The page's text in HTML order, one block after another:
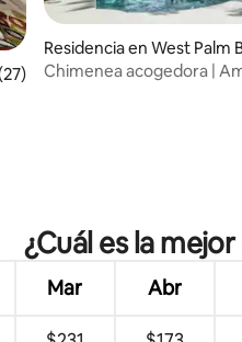
promedio: 5 de 5; 27
Residencia en West Palm
ch
Chimenea acogedora |
¿Cuál es la
Mar Abr